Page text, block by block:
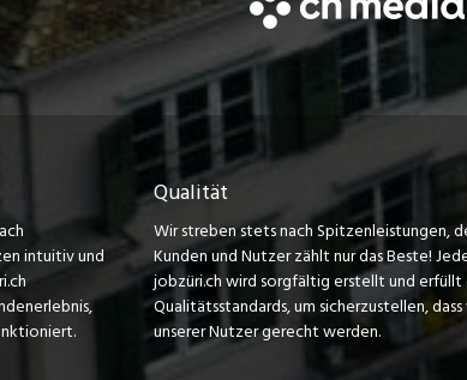
intuitiv und
Qualität
Wir streben stets nach Spitzenleistungen,
Kunden und Nutzer zählt nur das Beste!
jobzüri.ch wird sorgfältig erstellt und
Qualitätsstandards, um sicherzustellen,
unserer Nutzer gerecht werden.